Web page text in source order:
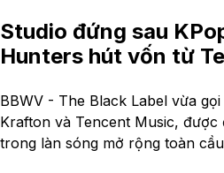
Studio đứng sau
Hunters hút vốn từ
BBWV - The Black Label vừa
Krafton và Tencent Music, được
trong làn sóng mở rộng toàn